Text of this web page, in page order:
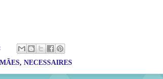
, NECESSAIRES